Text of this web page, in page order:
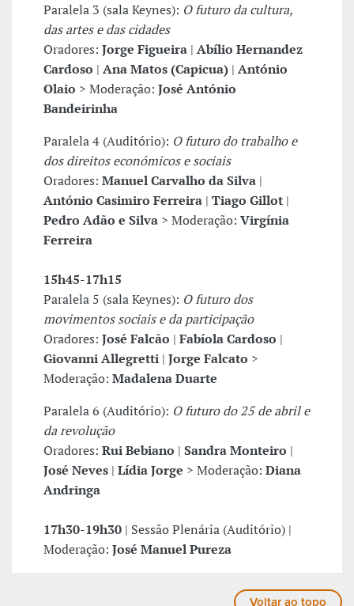
Paralela 3 (sala Keynes): O futuro da cultura,
das artes e das cidades
Oradores: Jorge Figueira | Abílio Hernandez
Cardoso | Ana Matos (Capicua) | António
Olaio > Moderação: José António
Bandeirinha
Paralela 4 (Auditório): O futuro do trabalho e
dos direitos económicos e sociais
Oradores: Manuel Carvalho da Silva |
António Casimiro Ferreira | Tiago Gillot |
Pedro Adão e Silva > Moderação: Virgínia
Ferreira
15h45-17h15
Paralela 5 (sala Keynes): O futuro dos
movimentos sociais e da participação
Oradores: José Falcão | Fabíola Cardoso |
Giovanni Allegretti | Jorge Falcato >
Moderação: Madalena Duarte
Paralela 6 (Auditório): O futuro do 25 de abril e
da revolução
Oradores: Rui Bebiano | Sandra Monteiro |
José Neves | Lídia Jorge > Moderação: Diana
Andringa
17h30-19h30 | Sessão Plenária (Auditório) |
Moderação: José Manuel Pureza
Voltar ao topo